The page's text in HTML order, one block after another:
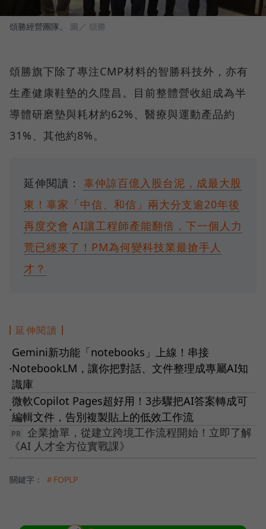
頌勝經營團隊。 圖／ 頌勝
頌勝旗下除了專注CMP材料的智勝科技外，亦有
生產健康鞋墊的久陞昌。目前整體營收組成為半
導體研磨墊與耗材約62%、醫療與運動產品約
31%、其他約8%。
延伸閱讀： 辜仲諒百億入股台泥，成最大股
東！辜家「中信、和信」兩大分支逾20年後
再度交會 AI讓工程師產能翻倍，下一個人力
荒已經來了！PM為何變科技業最搶手人
才？
延伸閱讀
●
Gemini新功能「notebooks」上線！串接
NotebookLM，讓你把對話、文件整理成專屬AI知
識庫
●
微軟Copilot Pages超好用！3步驟把AI答案轉成可
編輯文件，告別複製貼上的低效工作流
企業搶單，從建立跨境工作流程開始！立即了解
《AI 人才全方位實戰課》
關鍵字： ＃FOPLP